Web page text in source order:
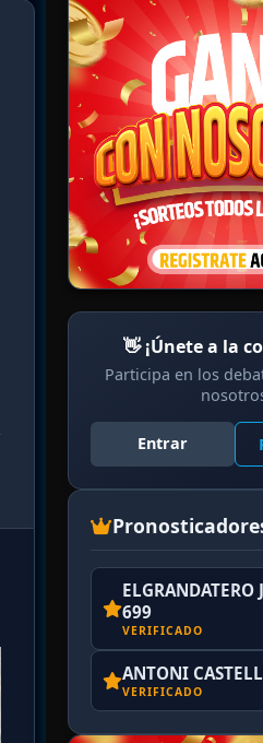
👋 ¡Únete a la
Participa en los
Entrar
ELGRANDATERO
699
VERIFICADO
ANTONI
VERIFICADO